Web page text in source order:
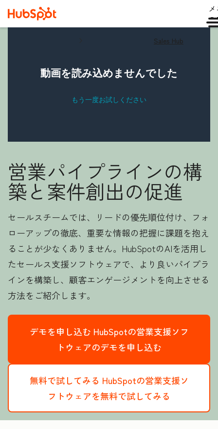
Sales Hub
営業パイプラインの構
築と案件創出の促進
セールスチームでは、リードの優先順位付け、フォ
ローアップの徹底、重要な情報の把握に課題を抱え
ることが少なくありません。HubSpotのAIを活用し
たセールス支援ソフトウェアで、より良いパイプラ
インを構築し、顧客エンゲージメントを向上させる
方法をご紹介します。
デモを申し込む HubSpotの営業支援ソフ
トウェアのデモを申し込む
無料で試してみる HubSpotの営業支援ソ
フトウェアを無料で試してみる